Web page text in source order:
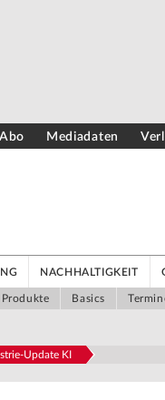
Abo Mediadaten
NACHHALTIGKEIT
Produkte Basics
Update KI